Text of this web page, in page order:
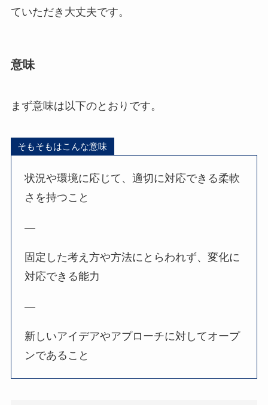
ていただき大丈夫です。
意味
まず意味は以下のとおりです。
そもそもはこんな意味
状況や環境に応じて、適切に対応できる柔軟
さを持つこと
—
固定した考え方や方法にとらわれず、変化に
対応できる能力
—
新しいアイデアやアプローチに対してオープ
ンであること